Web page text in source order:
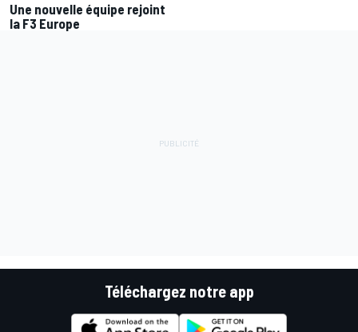
Une nouvelle équipe rejoint
la F3 Europe
Téléchargez notre app